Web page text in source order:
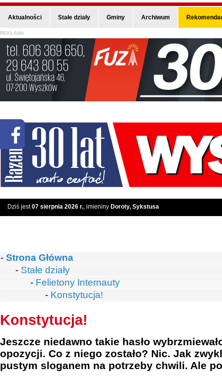
Aktualności Stałe działy Gminy Archiwum
REKLAMA
Dziś jest07 sierpnia 2026 r., imieniny Doroty, Sykstusa
- Strona Główna
- Stałe działy
- Felietony Internauty
- Konstytucja!
Konstytucja!
Jeszcze niedawno takie hasło
opozycji. Co z niego zostało? Nic. Jak
pustym sloganem na potrzeby chwili. Ale